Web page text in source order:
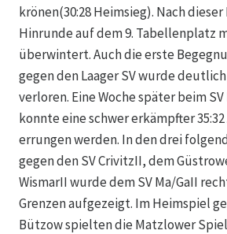
krönen(30:28 Heimsieg). Nach
Hinrunde auf dem 9. Tabellenplatz
überwintert. Auch die erste
gegen den Laager SV wurde
verloren. Eine Woche später beim
konnte eine schwer erkämpfter
errungen werden. In den drei
gegen den SV CrivitzII, dem
WismarII wurde dem SV Ma/GaII
Grenzen aufgezeigt. Im Heimspiel
Bützow spielten die Matzlower